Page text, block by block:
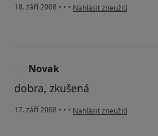
18. září 2008 • • • podle názoru uživatele
Nahlásit zneužití
Novak
dobra, zkušená
17. září 2008 • • • podle názoru uživatele
Nahlásit zneužití